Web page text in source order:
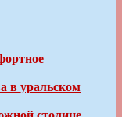
в уральском